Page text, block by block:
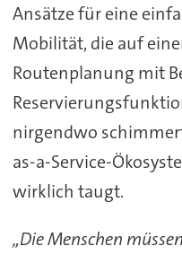
Ansätze für eine
Mobilität, die auf
Routenplanung mit
nirgendwo
as-a-Service-
wirklich taugt.
„Die Menschen